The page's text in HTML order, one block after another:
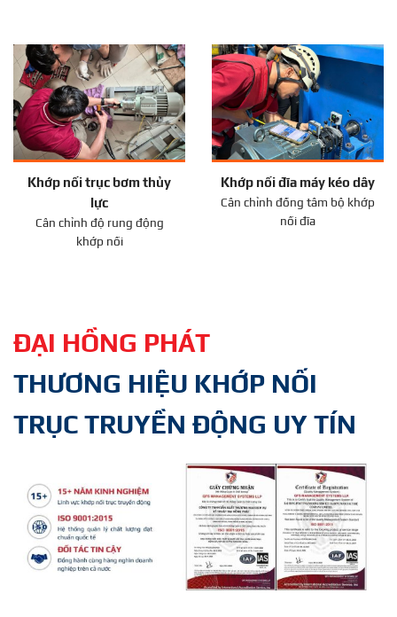
Khớp nối trục bơm thủy
lực
Cân chỉnh độ rung động
khớp nối
Khớp nối đĩa máy kéo dây
Cân chỉnh đồng tâm bộ khớp
nối đĩa
ĐẠI HỒNG PHÁT
THƯƠNG HIỆU KHỚP NỐI
TRỤC TRUYỀN ĐỘNG UY TÍN